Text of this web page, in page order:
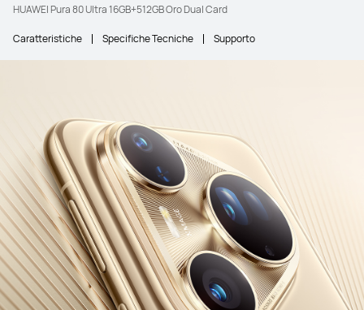
HUAWEI Pura 80 Ultra 16GB+512GB Oro Dual Card
Caratteristiche Specifiche Tecniche Supporto